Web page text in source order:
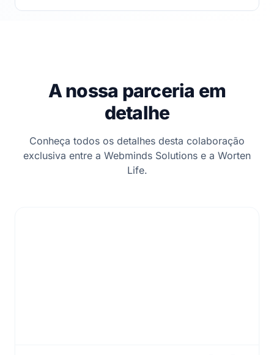
A nossa parceria em
detalhe
Conheça todos os detalhes desta colaboração
exclusiva entre a Webminds Solutions e a Worten
Life.